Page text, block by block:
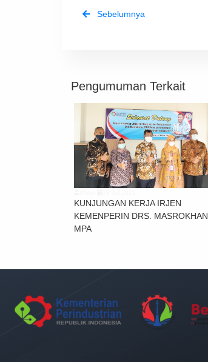
Sebelumnya
Pengumuman Terkait
KUNJUNGAN KERJA IRJEN
KEMENPERIN DRS. MASROKHAN,
MPA